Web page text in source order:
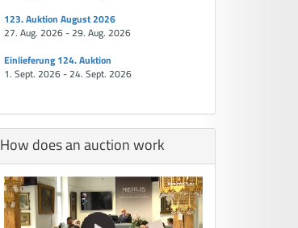
123. Auktion August 2026
27. Aug. 2026 - 29. Aug. 2026
Einlieferung 124. Auktion
1. Sept. 2026 - 24. Sept. 2026
How does an auction work